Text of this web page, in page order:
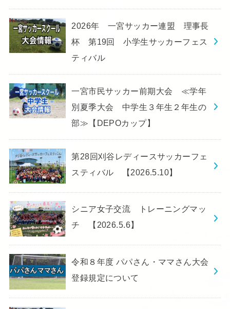
2026年 一宮サッカー連盟 理事長
杯 第19回 小学生サッカーフェス
ティバル
一宮市民サッカー前期大会 ≪学年
別夏季大会 中学生３年生２年生の
部≫【DEPOカップ】
第28回刈谷レディースサッカーフェ
スティバル 【2026.5.10】
シニア女子交流 トレーニングマッ
チ 【2026.5.6】
令和８年度 パパさん・ママさん大会
登録規定について